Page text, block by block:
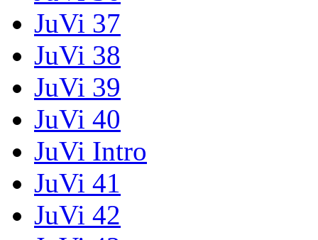
JuVi 37
JuVi 38
JuVi 39
JuVi 40
JuVi Intro
JuVi 41
JuVi 42